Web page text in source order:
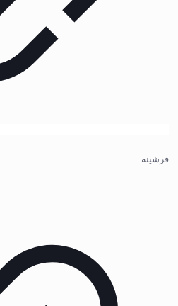
فرشینه